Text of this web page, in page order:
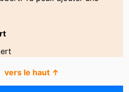
vers le haut ↑